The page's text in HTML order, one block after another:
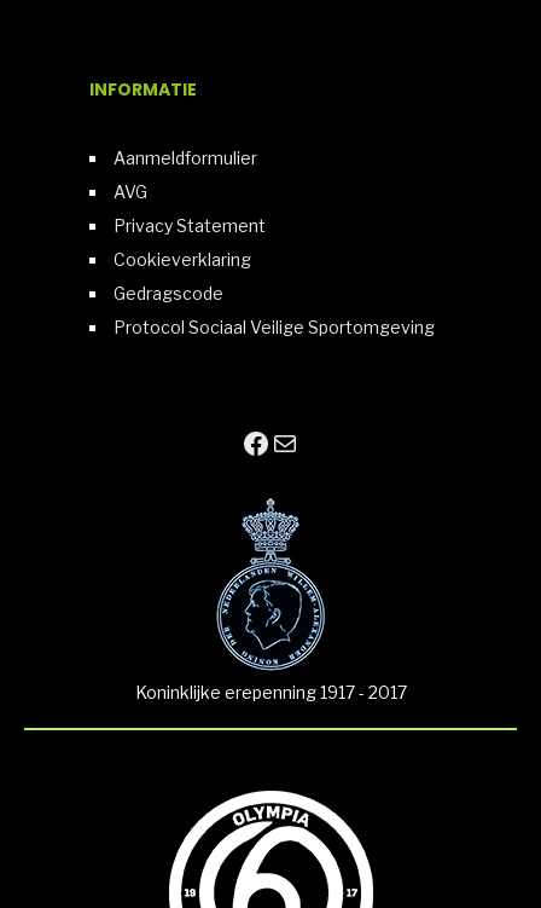
INFORMATIE
Aanmeldformulier
AVG
Privacy Statement
Cookieverklaring
Gedragscode
Protocol Sociaal Veilige Sportomgeving
Facebook
E-mail
Koninklijke erepenning 1917 - 2017